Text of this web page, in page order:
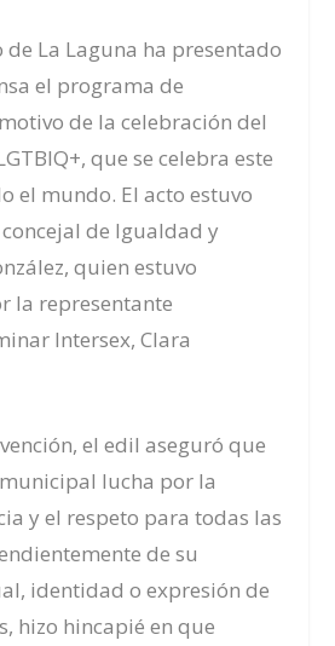
de La Laguna ha presentado
el programa de
de la celebración del
, que se celebra este
el mundo. El acto estuvo
de Igualdad y
quien estuvo
la representante
Intersex, Clara
el edil aseguró que
lucha por la
y el respeto para todas las
de su
identidad o expresión de
hizo hincapié en que